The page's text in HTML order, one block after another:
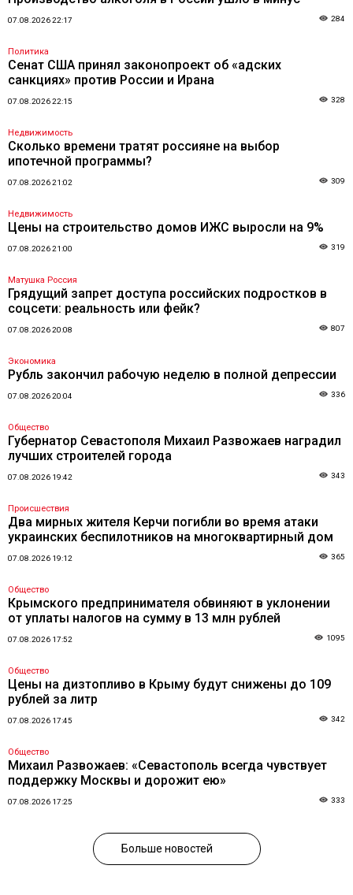
07.08.2026 22:17 284
Политика
Сенат США принял законопроект об «адских
санкциях» против России и Ирана
07.08.2026 22:15 328
Недвижимость
Сколько времени тратят россияне на выбор
ипотечной программы?
07.08.2026 21:02 309
Недвижимость
Цены на строительство домов ИЖС выросли на 9%
07.08.2026 21:00 319
Матушка Россия
Грядущий запрет доступа российских подростков в
соцсети: реальность или фейк?
07.08.2026 20:08 807
Экономика
Рубль закончил рабочую неделю в полной депрессии
07.08.2026 20:04 336
Общество
Губернатор Севастополя Михаил Развожаев наградил
лучших строителей города
07.08.2026 19:42 343
Происшествия
Два мирных жителя Керчи погибли во время атаки
украинских беспилотников на многоквартирный дом
07.08.2026 19:12 365
Общество
Крымского предпринимателя обвиняют в уклонении
от уплаты налогов на сумму в 13 млн рублей
07.08.2026 17:52 1095
Общество
Цены на дизтопливо в Крыму будут снижены до 109
рублей за литр
07.08.2026 17:45 342
Общество
Михаил Развожаев: «Севастополь всегда чувствует
поддержку Москвы и дорожит ею»
07.08.2026 17:25 333
Больше новостей